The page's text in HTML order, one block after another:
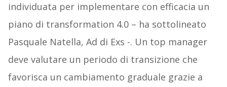
individuata per implementare con efficacia un
piano di transformation 4.0 – ha sottolineato
Pasquale Natella, Ad di Exs -. Un top manager
deve valutare un periodo di transizione che
favorisca un cambiamento graduale grazie a